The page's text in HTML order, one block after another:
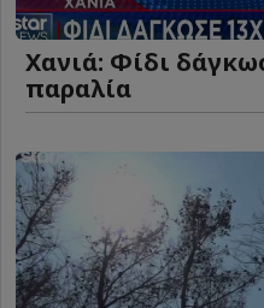
Χανιά: Φίδι
παραλία